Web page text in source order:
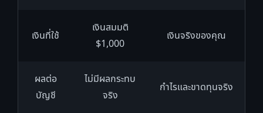
เงินที่ใช้
เงินสมมติ
$1,000
เงินจริงของคุณ
ผลต่อ
บัญชี
ไม่มีผลกระทบ
จริง
กำไรและขาดทุนจริง